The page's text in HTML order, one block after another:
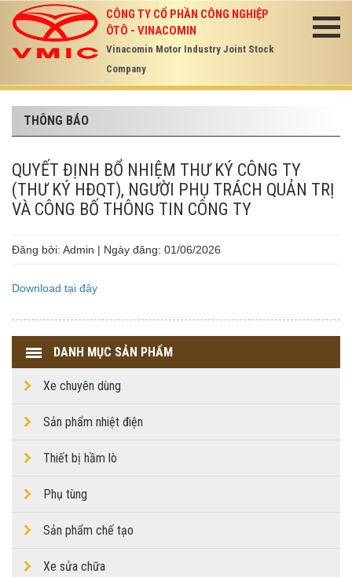
CÔNG TY CỔ PHẦN CÔNG NGHIỆP
ÔTÔ - VINACOMIN
Vinacomin Motor Industry Joint Stock
Company
THÔNG BÁO
QUYẾT ĐỊNH BỔ NHIỆM THƯ KÝ CÔNG TY
(THƯ KÝ HĐQT), NGƯỜI PHỤ TRÁCH QUẢN TRỊ
VÀ CÔNG BỐ THÔNG TIN CÔNG TY
Đăng bởi: Admin | Ngày đăng: 01/06/2026
Download tại đây
DANH MỤC SẢN PHẨM
Xe chuyên dùng
Sản phẩm nhiệt điện
Thiết bị hầm lò
Phụ tùng
Sản phẩm chế tạo
Xe sửa chữa